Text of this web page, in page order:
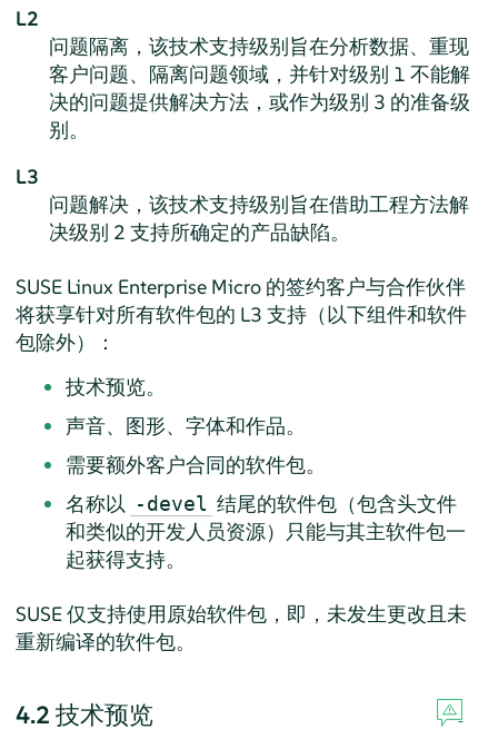
L2
问题隔离，该技术支持级别旨在分析数据、重现
客户问题、隔离问题领域，并针对级别 1 不能解
决的问题提供解决方法，或作为级别 3 的准备级
别。
L3
问题解决，该技术支持级别旨在借助工程方法解
决级别 2 支持所确定的产品缺陷。
SUSE Linux Enterprise Micro的签约客户与合作伙伴
将获享针对所有软件包的 L3 支持（以下组件和软件
包除外）：
技术预览。
声音、图形、字体和作品。
需要额外客户合同的软件包。
名称以 -devel 结尾的软件包（包含头文件
和类似的开发人员资源）只能与其主软件包一
起获得支持。
SUSE 仅支持使用原始软件包，即，未发生更改且未
重新编译的软件包。
4.2 技术预览